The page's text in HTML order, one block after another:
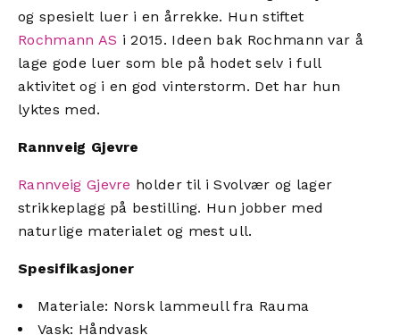
og spesielt luer i en årrekke. Hun stiftet
Rochmann AS i 2015. Ideen bak Rochmann var å
lage gode luer som ble på hodet selv i full
aktivitet og i en god vinterstorm. Det har hun
lyktes med.
Rannveig Gjevre
Rannveig Gjevre holder til i Svolvær og lager
strikkeplagg på bestilling. Hun jobber med
naturlige materialet og mest ull.
Spesifikasjoner
Materiale: Norsk lammeull fra Rauma
Vask: Håndvask